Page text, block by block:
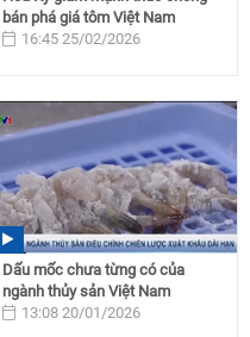
bán phá giá tôm Việt Nam
16:45 25/02/2026
Dấu mốc chưa từng có của
ngành thủy sản Việt Nam
13:08 20/01/2026